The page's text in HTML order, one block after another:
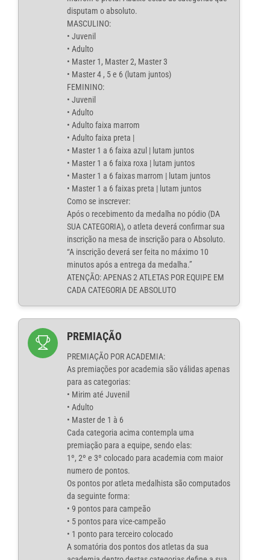
disputam o absoluto.
MASCULINO:
• Juvenil
• Adulto
• Master 1, Master 2, Master 3
• Master 4 , 5 e 6 (lutam juntos)
FEMININO:
• Juvenil
• Adulto
• Adulto faixa marrom
• Adulto faixa preta |
• Master 1 a 6 faixa azul | lutam juntos
• Master 1 a 6 faixa roxa | lutam juntos
• Master 1 a 6 faixas marrom | lutam juntos
• Master 1 a 6 faixas preta | lutam juntos
Como se inscrever:
Após o recebimento da medalha no pódio (DA
SUA CATEGORIA), o atleta deverá confirmar sua
inscrição na mesa de inscrição para o Absoluto.
“A inscrição deverá ser feita no máximo 10
minutos após a entrega da medalha.”
ATENÇÃO: APENAS 2 ATLETAS POR EQUIPE EM
CADA CATEGORIA DE ABSOLUTO
PREMIAÇÃO
PREMIAÇÃO POR ACADEMIA:
As premiações por academia são válidas apenas
para as categorias:
• Mirim até Juvenil
• Adulto
• Master de 1 à 6
Cada categoria acima contempla uma
premiação para a equipe, sendo elas:
1º, 2º e 3º colocado para academia com maior
numero de pontos.
Os pontos por atleta medalhista são computados
da seguinte forma:
• 9 pontos para campeão
• 5 pontos para vice-campeão
• 1 ponto para terceiro colocado
A somatória dos pontos dos atletas da sua